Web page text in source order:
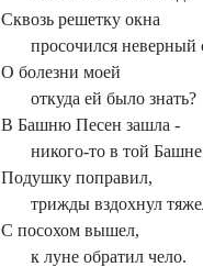
Сквозь решетку окна
просочился неверный
О болезни моей
откуда ей было знать?
В Башню Песен зашла -
никого-то в той Башне
Подушку поправил,
трижды вздохнул
С посохом вышел,
к луне обратил чело.